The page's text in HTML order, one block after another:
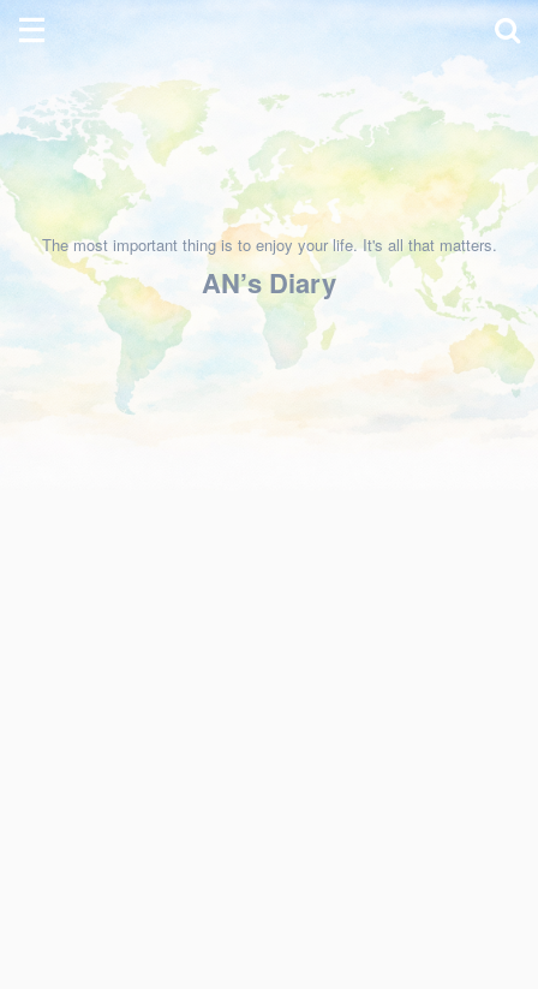
The most important thing is to enjoy your life. It's all that matters.
AN’s Diary